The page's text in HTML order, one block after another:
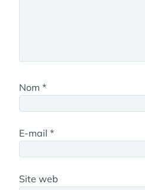
Nom *
E-mail *
Site web